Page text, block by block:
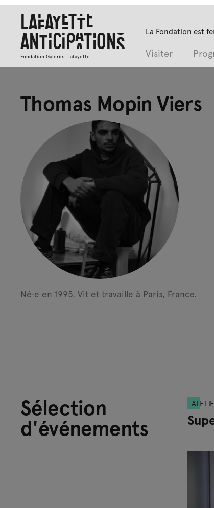
Lafayette
Anticipations
Fondation Galeries Lafayette
La Fondation est
Visiter
Thomas Mopin Viers
Né·e en 1995. Vit et travaille à Paris, France.
Sélection
d'événements